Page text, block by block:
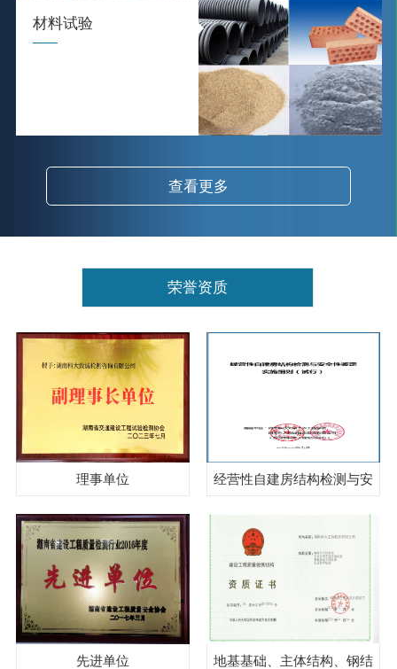
材料试验
查看更多
荣誉资质
理事单位 经营性自建房结构检测与安
先进单位 地基基础、主体结构、钢结